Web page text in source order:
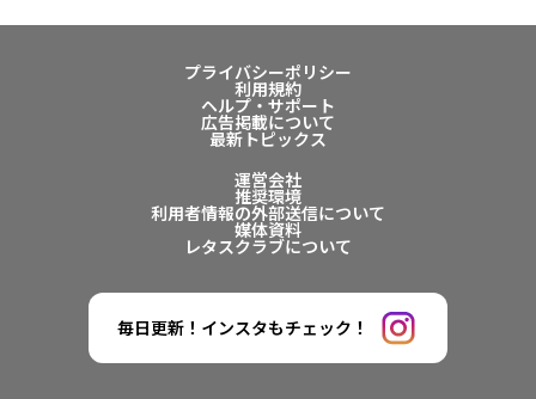
プライバシーポリシー
利用規約
ヘルプ・サポート
広告掲載について
最新トピックス
運営会社
推奨環境
利用者情報の外部送信について
媒体資料
レタスクラブについて
毎日更新！インスタもチェック！